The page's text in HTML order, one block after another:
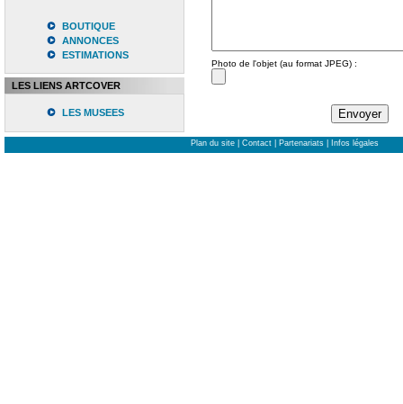
BOUTIQUE
ANNONCES
ESTIMATIONS
LES LIENS ARTCOVER
LES MUSEES
Photo de l'objet (au format JPEG) :
Plan du site Contact Partenariats Infos légales